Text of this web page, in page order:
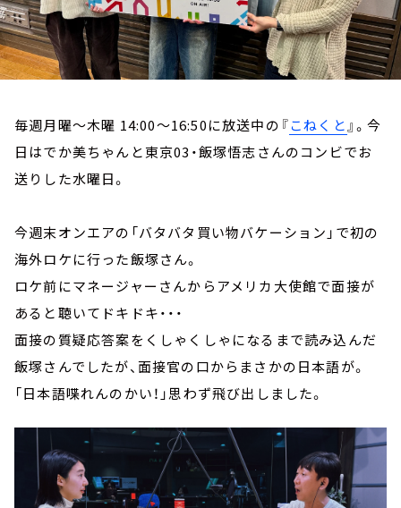
毎週月曜～木曜 14:00～16:50に放送中の『こねくと』。今
日はでか美ちゃんと東京03・飯塚悟志さんのコンビでお
送りした水曜日。
今週末オンエアの「バタバタ買い物バケーション」で初の
海外ロケに行った飯塚さん。
ロケ前にマネージャーさんからアメリカ大使館で面接が
あると聴いてドキドキ・・・
面接の質疑応答案をくしゃくしゃになるまで読み込んだ
飯塚さんでしたが、面接官の口からまさかの日本語が。
「日本語喋れんのかい！」思わず飛び出しました。